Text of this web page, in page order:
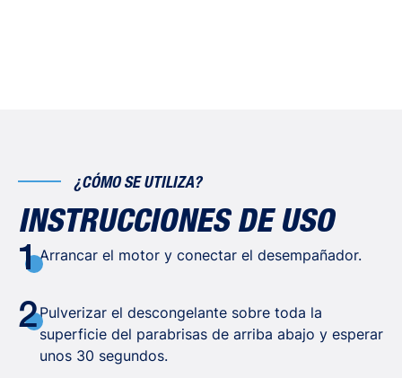
¿CÓMO SE UTILIZA?
INSTRUCCIONES DE USO
1Arrancar el motor y conectar el desempañador.
2Pulverizar el descongelante sobre toda la
superficie del parabrisas de arriba abajo y esperar
unos 30 segundos.